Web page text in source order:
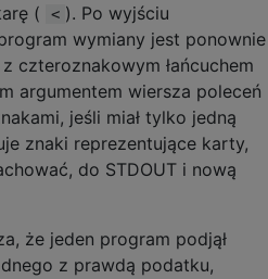
(
< ). Po wyjściu
wymiany jest ponownie
czteroznakowym łańcuchem
argumentem wiersza poleceń
jeśli miał tylko jedną
znaki reprezentujące karty,
do STDOUT i nową
że ​​jeden program podjął
z prawdą podatku,